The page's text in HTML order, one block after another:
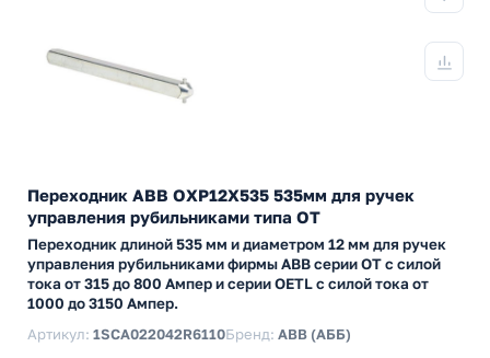
Переходник ABB ОХP12X535 535мм для ручек
управления рубильниками типа ОТ
Переходник длиной 535 мм и диаметром 12 мм для ручек
управления рубильниками фирмы АВВ серии ОТ с силой
тока от 315 до 800 Ампер и серии ОETL с силой тока от
1000 до 3150 Ампер.
Артикул: 1SCA022042R6110Бренд: ABB (АББ)